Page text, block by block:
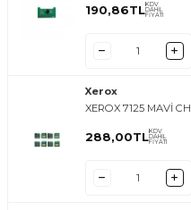
190,86TLKDV
DAHİL
FİYATI
Xerox
XEROX 7125 MAVİ
288,00TLKDV
DAHİL
FİYATI